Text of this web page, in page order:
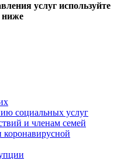
услуг используйте
ниже
социальных услуг
и членам семей